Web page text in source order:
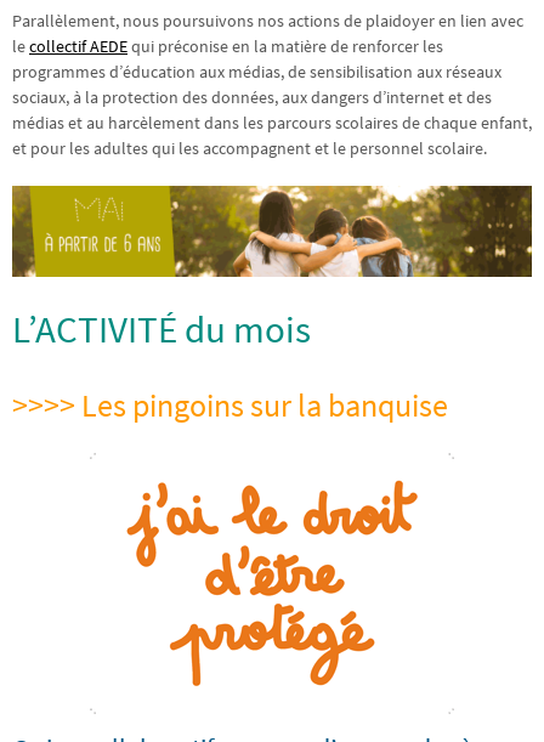
Parallèlement, nous poursuivons nos actions de plaidoyer en lien avec
lecollectif AEDEqui préconise en la matière de renforcer les
programmes d’éducation aux médias, de sensibilisation aux réseaux
sociaux, à la protection des données, aux dangers d’internet et des
médias et au harcèlement dans les parcours scolaires de chaque enfant,
et pour les adultes qui les accompagnent et le personnel scolaire.
L’ACTIVITÉ du mois
>>>> Les pingoins sur la banquise